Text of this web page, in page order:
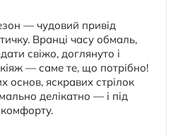
— чудовий привід
Вранці часу обмаль,
свіжо, доглянуто і
— саме те, що потрібно!
основ, яскравих стрілок
делікатно — і під